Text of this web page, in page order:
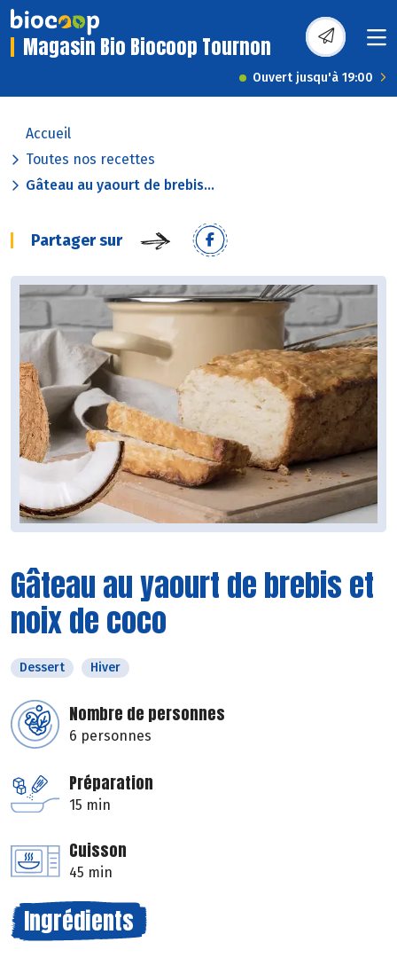
Magasin Bio Biocoop Tournon
Ouvert jusqu'à 19:00
Accueil
Toutes nos recettes
Gâteau au yaourt de brebis...
Partager sur
Gâteau au yaourt de brebis et
noix de coco
Dessert Hiver
Nombre de personnes
6 personnes
Préparation
15 min
Cuisson
45 min
Ingrédients